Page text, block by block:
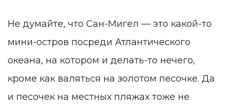
Не думайте, что Сан-Мигел — это какой-то
мини-остров посреди Атлантического
океана, на котором и делать-то нечего,
кроме как валяться на золотом песочке. Да
и песочек на местных пляжах тоже не